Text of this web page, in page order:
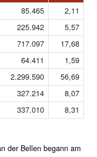
85.465
2,11
225.942
5,57
717.097
17,68
64.411
1,59
2.299.590
56,69
327.214
8,07
337.010 8,31
der Bellen begann am